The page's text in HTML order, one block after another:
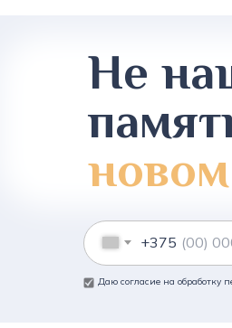
Не
новом
+375
Даю согласие на обработку